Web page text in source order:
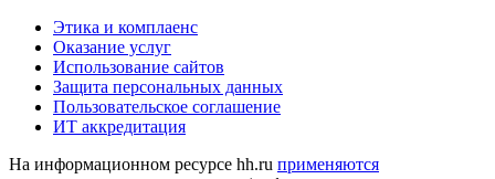
Этика и комплаенс
Оказание услуг
Использование сайтов
Защита персональных данных
Пользовательское соглашение
ИТ аккредитация
На информационном ресурсе hh.ru применяются